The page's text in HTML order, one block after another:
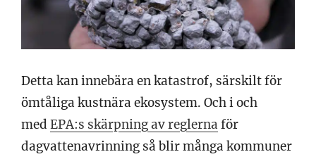
Detta kan innebära en katastrof, särskilt för
ömtåliga kustnära ekosystem. Och i och
med EPA:s skärpning av reglerna för
dagvattenavrinning så blir många kommuner